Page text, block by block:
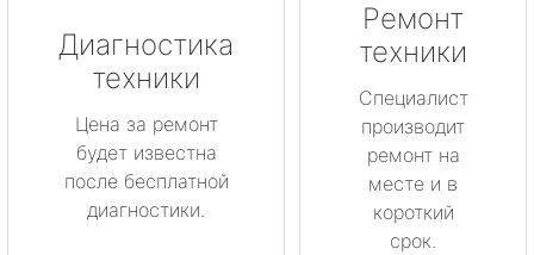
Диагностика
техники
Цена за ремонт
будет известна
после бесплатной
диагностики.
Ремонт
техники
Специалист
производит
ремонт на
месте и в
короткий
срок.